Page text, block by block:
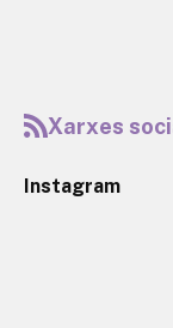
Xarxes
Instagram